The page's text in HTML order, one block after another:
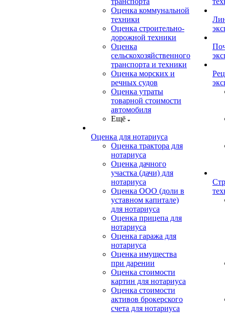
Оценка коммунальной
техники
Оценка строительно-
дорожной техники
Оценка
сельскохозяйственного
транспорта и техники
Оценка морских и
речных судов
Оценка утраты
товарной стоимости
автомобиля
Ещё
Оценка для нотариуса
Оценка трактора для
нотариуса
Оценка дачного
участка (дачи) для
нотариуса
Оценка ООО (доли в
уставном капитале)
для нотариуса
Оценка прицепа для
нотариуса
Оценка гаража для
нотариуса
Оценка имущества
при дарении
Оценка стоимости
картин для нотариуса
Оценка стоимости
активов брокерского
счета для нотариуса